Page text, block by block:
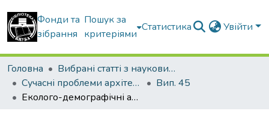
Фонди та
зібрання
Пошук за
критеріями
Статистика Увійти
Головна
Вибрані статті з наукових збірників КНУБА
Сучасні проблеми архітектури та містобудування
Вип. 45
Еколого-демографічні аспекти сталого розвитку еколого-містобудівних систем